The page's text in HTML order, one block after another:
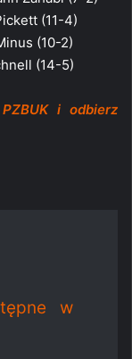
(11-4)
(10-2)
(14-5)
i odbierz
w